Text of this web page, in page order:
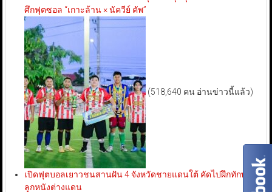
ศึกฟุตซอล “เกาะล้าน × นัควีย์ คัพ”
(518,640 คน อ่านข่าวนี้แล้ว)
เปิดฟุตบอลเยาวชนสานฝัน 4 จังหวัดชายแดนใต้ คัดไปฝึกทักษะ
ลูกหนังต่างแดน